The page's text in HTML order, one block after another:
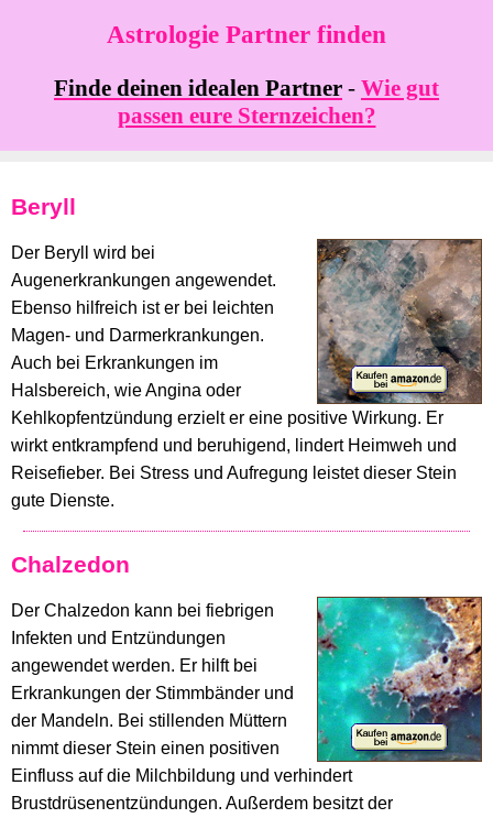
Astrologie Partner finden
Finde deinen idealen Partner - Wie gut
passen eure Sternzeichen?
Beryll
Der Beryll wird bei
Augenerkrankungen angewendet.
Ebenso hilfreich ist er bei leichten
Magen- und Darmerkrankungen.
Auch bei Erkrankungen im
Halsbereich, wie Angina oder
Kehlkopfentzündung erzielt er eine positive Wirkung. Er
wirkt entkrampfend und beruhigend, lindert Heimweh und
Reisefieber. Bei Stress und Aufregung leistet dieser Stein
gute Dienste.
Chalzedon
Der Chalzedon kann bei fiebrigen
Infekten und Entzündungen
angewendet werden. Er hilft bei
Erkrankungen der Stimmbänder und
der Mandeln. Bei stillenden Müttern
nimmt dieser Stein einen positiven
Einfluss auf die Milchbildung und verhindert
Brustdrüsenentzündungen. Außerdem besitzt der